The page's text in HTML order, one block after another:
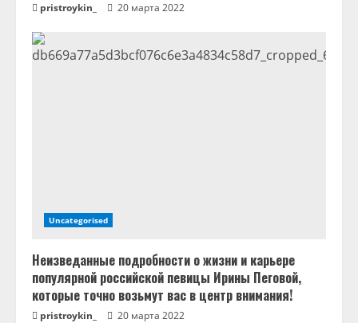
pristroykin_ 20 марта 2022
Uncategorised
Неизведанные подробности о жизни и карьере
популярной российской певицы Ирины Пеговой,
которые точно возьмут вас в центр внимания!
pristroykin_ 20 марта 2022